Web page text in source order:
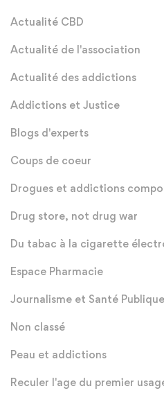
Actualité CBD
Actualité de l'association
Actualité des addictions
Addictions et Justice
Blogs d'experts
Coups de coeur
Drogues et addictions
Drug store, not drug war
Du tabac à la cigarette
Espace Pharmacie
Journalisme et Santé Publique
Non classé
Peau et addictions
Reculer l'age du premier